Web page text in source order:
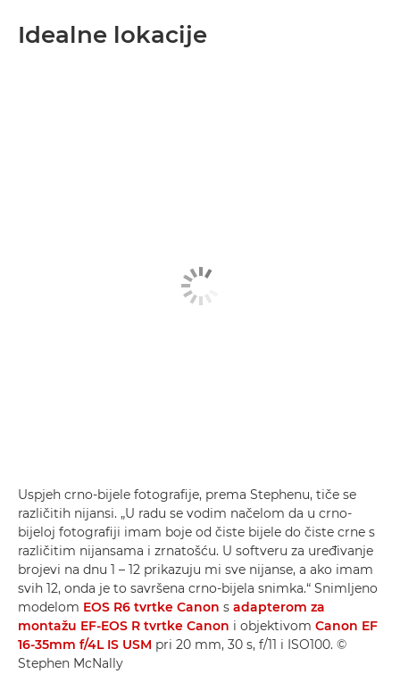
Idealne lokacije
Uspjeh crno-bijele fotografije, prema Stephenu, tiče se
različitih nijansi. „U radu se vodim načelom da u crno-
bijeloj fotografiji imam boje od čiste bijele do čiste crne s
različitim nijansama i zrnatošću. U softveru za uređivanje
brojevi na dnu 1 – 12 prikazuju mi sve nijanse, a ako imam
svih 12, onda je to savršena crno-bijela snimka.“ Snimljeno
modelom EOS R6 tvrtke Canon s adapterom za
montažu EF-EOS R tvrtke Canon i objektivom Canon EF
16-35mm f/4L IS USM pri 20 mm, 30 s, f/11 i ISO100. ©
Stephen McNally